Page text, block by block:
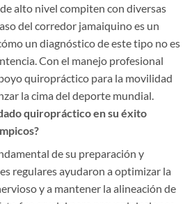
alto nivel compiten con diversas
del corredor jamaiquino es un
un diagnóstico de este tipo no es
Con el manejo profesional
quiropráctico para la movilidad
la cima del deporte mundial.
quiropráctico en su éxito
de su preparación y
regulares ayudaron a optimizar la
y a mantener la alineación de